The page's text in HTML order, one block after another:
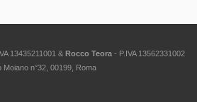
13435211001 & Rocco Teora - P.IVA 13562331002
Moiano n°32, 00199, Roma